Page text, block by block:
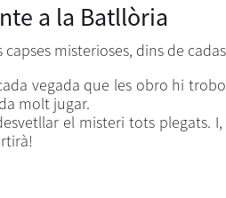
a la Batllòria
misterioses, dins de
vegada que les obro hi
molt jugar.
el misteri tots plegats.